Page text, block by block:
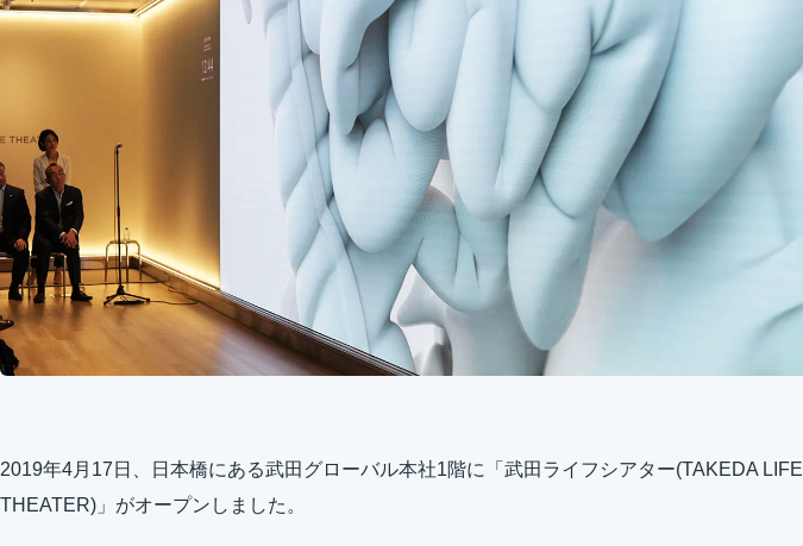
2019年4月17日、日本橋にある武田グローバル本社1階に「武田ライフシアター(TAKEDA LIFE
THEATER)」がオープンしました。